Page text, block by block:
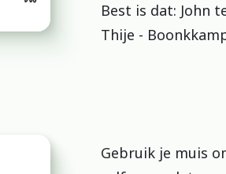
Best is dat: John
Thije -
Gebruik je muis